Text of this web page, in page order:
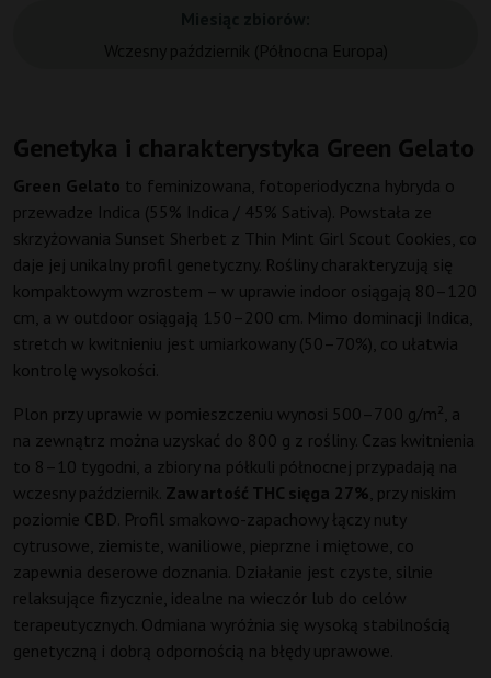
Genetyka i charakterystyka Green Gelato
Green Gelato to feminizowana, fotoperiodyczna hybryda o
przewadze Indica (55% Indica / 45% Sativa). Powstała ze
skrzyżowania Sunset Sherbet z Thin Mint Girl Scout Cookies, co
daje jej unikalny profil genetyczny. Rośliny charakteryzują się
kompaktowym wzrostem – w uprawie indoor osiągają 80–120
cm, a w outdoor osiągają 150–200 cm. Mimo dominacji Indica,
stretch w kwitnieniu jest umiarkowany (50–70%), co ułatwia
kontrolę wysokości.
Plon przy uprawie w pomieszczeniu wynosi 500–700 g/m², a
na zewnątrz można uzyskać do 800 g z rośliny. Czas kwitnienia
to 8–10 tygodni, a zbiory na półkuli północnej przypadają na
wczesny październik. Zawartość THC sięga 27% , przy niskim
poziomie CBD. Profil smakowo-zapachowy łączy nuty
cytrusowe, ziemiste, waniliowe, pieprzne i miętowe, co
zapewnia deserowe doznania. Działanie jest czyste, silnie
relaksujące fizycznie, idealne na wieczór lub do celów
terapeutycznych. Odmiana wyróżnia się wysoką stabilnością
genetyczną i dobrą odpornością na błędy uprawowe.